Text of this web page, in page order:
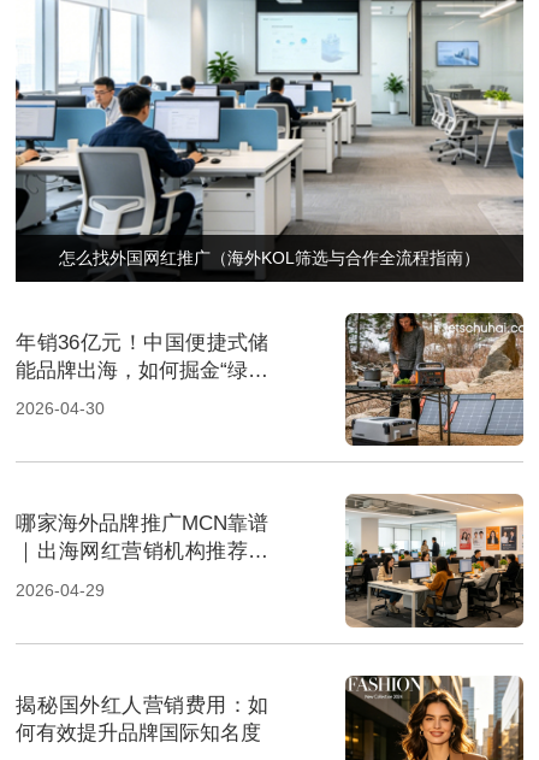
怎么找外国网红推广（海外KOL筛选与合作全流程指南）
年销36亿元！中国便捷式储
能品牌出海，如何掘金“绿色
经济”新风口
2026-04-30
哪家海外品牌推广MCN靠谱
｜出海网红营销机构推荐指
南
2026-04-29
揭秘国外红人营销费用：如
何有效提升品牌国际知名度